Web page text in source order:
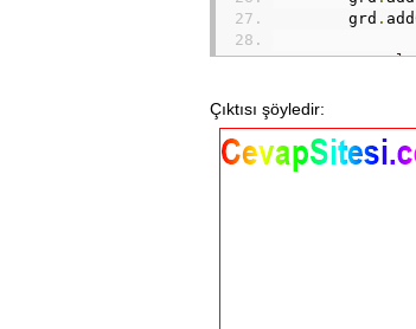
        grd
.
//
// Tüm
        ctx
.
Çıktısı şöyledir: